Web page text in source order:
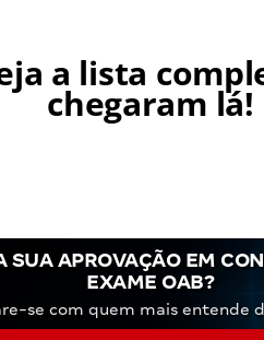
a lista
chegaram lá!
SUA APROVAÇÃO EM
EXAME OAB?
se com quem mais entende